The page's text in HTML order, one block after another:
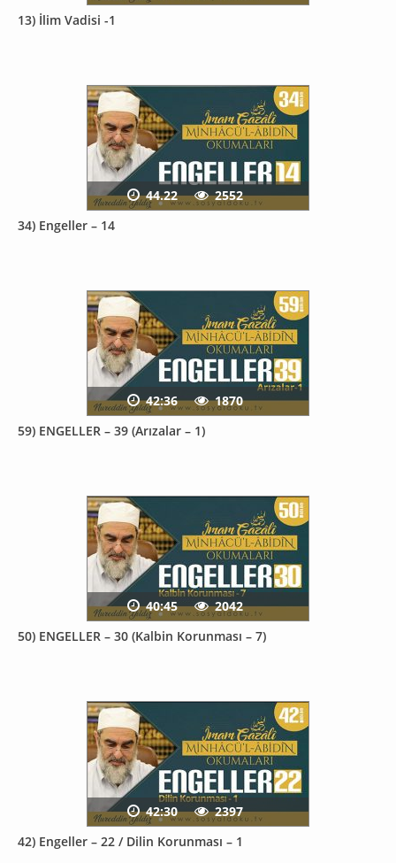
13) İlim Vadisi -1
34) Engeller – 14
44.22 2552
59) ENGELLER – 39 (Arızalar – 1)
42:36 1870
50) ENGELLER – 30 (Kalbin Korunması – 7)
40:45 2042
42) Engeller – 22 / Dilin Korunması – 1
42:30 2397